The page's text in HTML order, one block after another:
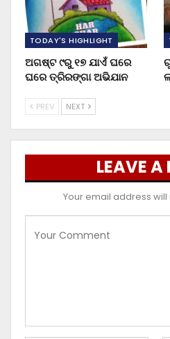
TODAY'S HIGHLIGHT
ଅଗଷ୍ଟ ୯ରୁ ୧୭ ଯାଏଁ ଘରେ
ଘରେ ତ୍ରିରଙ୍ଗା ଅଭିଯାନ
PREV NEXT
LEAVE A
Your email address